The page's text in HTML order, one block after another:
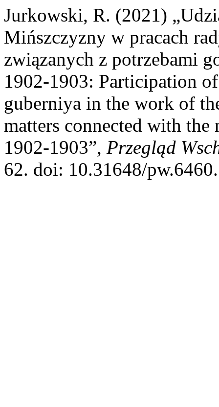
Jurkowski, R. (2021)
Mińszczyzny w pracach
związanych z potrzebami
1902-1903: Participation
guberniya in the work of
matters connected with
1902-1903”, Przegląd
62. doi: 10.31648/pw.6460.